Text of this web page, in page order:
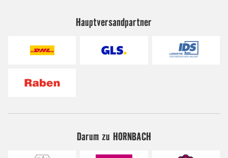
Hauptversandpartner
Darum zu HORNBACH